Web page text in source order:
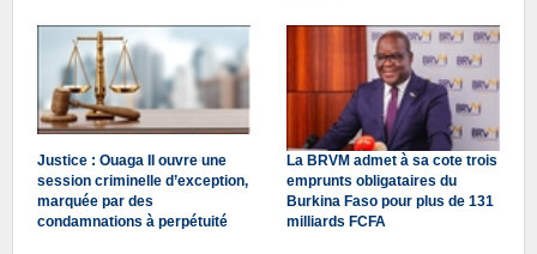
Justice : Ouaga II ouvre une
session criminelle d’exception,
marquée par des
condamnations à perpétuité
La BRVM admet à sa cote trois
emprunts obligataires du
Burkina Faso pour plus de 131
milliards FCFA